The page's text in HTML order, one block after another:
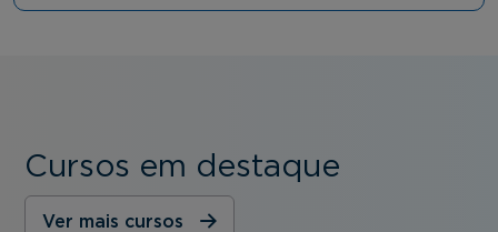
Cursos em destaque
Ver mais cursos